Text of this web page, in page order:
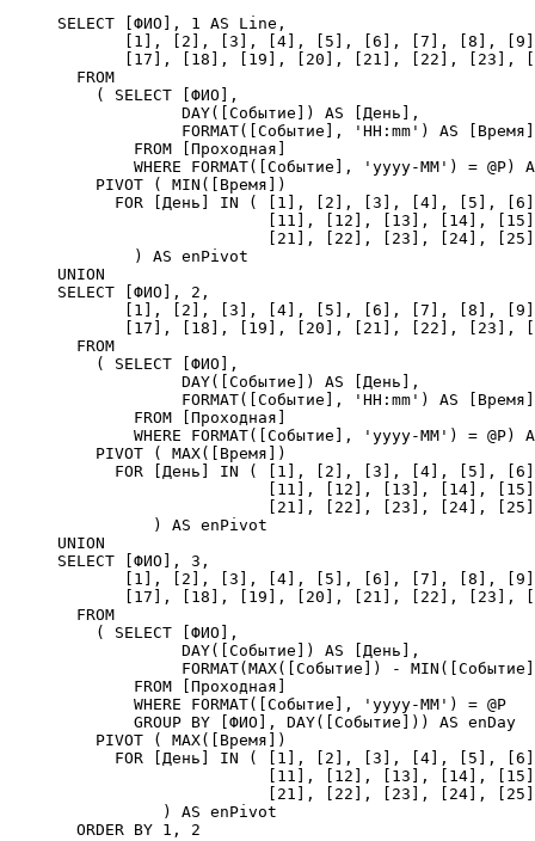
SELECT [ФИО], 1 AS Line,
[1], [2], [3], [4], [5], [6], [7], [8],
[17], [18], [19], [20], [21], [22], [23],
  FROM
    ( SELECT [ФИО],
             DAY([Событие]) AS [День],
             FORMAT([Событие], 'HH:mm') AS [Время]
        FROM [Проходная]
WHERE FORMAT([Событие], 'yyyy-MM') = @P)
    PIVOT ( MIN([Время])
FOR [День] IN ( [1], [2], [3], [4], [5],
[11], [12], [13], [14],
[21], [22], [23], [24],
        ) AS enPivot
UNION
SELECT [ФИО], 2,
[1], [2], [3], [4], [5], [6], [7], [8],
[17], [18], [19], [20], [21], [22], [23],
  FROM
    ( SELECT [ФИО],
             DAY([Событие]) AS [День],
             FORMAT([Событие], 'HH:mm') AS [Время]
        FROM [Проходная]
WHERE FORMAT([Событие], 'yyyy-MM') = @P)
    PIVOT ( MAX([Время])
FOR [День] IN ( [1], [2], [3], [4], [5],
[11], [12], [13], [14],
[21], [22], [23], [24],
          ) AS enPivot
UNION
SELECT [ФИО], 3,
[1], [2], [3], [4], [5], [6], [7], [8],
[17], [18], [19], [20], [21], [22], [23],
  FROM
    ( SELECT [ФИО],
             DAY([Событие]) AS [День],
FORMAT(MAX([Событие]) -
        FROM [Проходная]
        WHERE FORMAT([Событие], 'yyyy-MM') = @P
        GROUP BY [ФИО], DAY([Событие])) AS enDay
    PIVOT ( MAX([Время])
FOR [День] IN ( [1], [2], [3], [4], [5],
[11], [12], [13], [14],
[21], [22], [23], [24],
           ) AS enPivot
  ORDER BY 1, 2